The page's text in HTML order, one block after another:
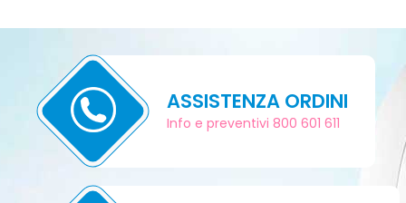
ASSISTENZA ORDINI
Info e preventivi 800 601 611